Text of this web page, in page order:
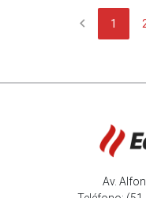
chevron_left 1
Av.